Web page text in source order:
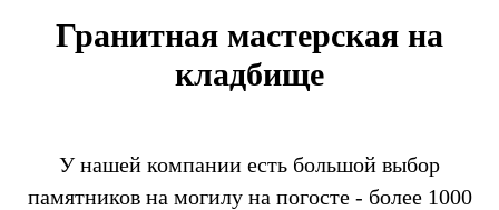
Гранитная мастерская на
кладбище
У нашей компании есть большой выбор
памятников на могилу на погосте - более 1000